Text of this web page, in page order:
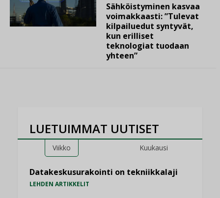
Sähköistyminen kasvaa
voimakkaasti: ”Tulevat
kilpailuedut syntyvät,
kun erilliset
teknologiat tuodaan
yhteen”
LUETUIMMAT UUTISET
Viikko Kuukausi
Datakeskusurakointi on tekniikkalaji
LEHDEN ARTIKKELIT